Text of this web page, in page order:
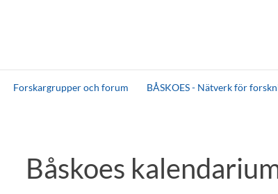
Forskargrupper och forum BÅSKOES - Nätverk för
- endast testdata
Båskoes